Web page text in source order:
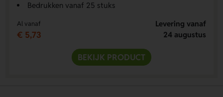
Bedrukken vanaf 25 stuks
Al vanaf
€ 5,73
Levering vanaf
24 augustus
BEKIJK PRODUCT